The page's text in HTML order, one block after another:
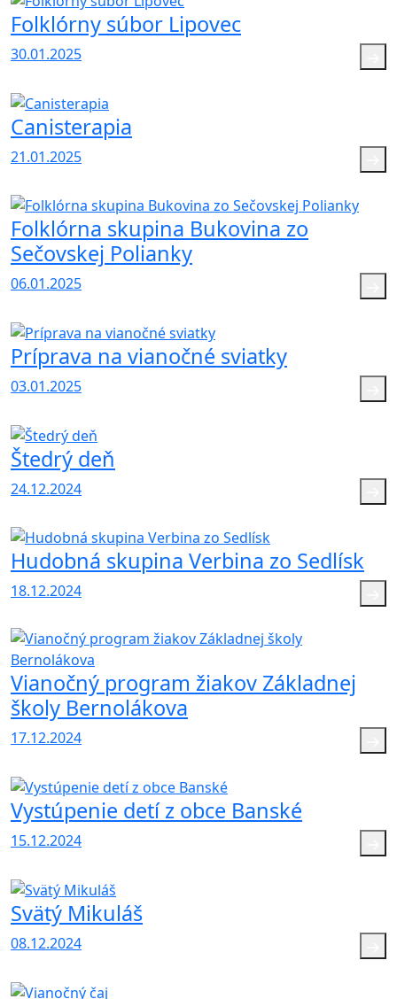
Folklórny súbor Lipovec
30.01.2025
Canisterapia
21.01.2025
Folklórna skupina Bukovina zo
Sečovskej Polianky
06.01.2025
Príprava na vianočné sviatky
03.01.2025
Štedrý deň
24.12.2024
Hudobná skupina Verbina zo Sedlísk
18.12.2024
Vianočný program žiakov Základnej
školy Bernolákova
17.12.2024
Vystúpenie detí z obce Banské
15.12.2024
Svätý Mikuláš
08.12.2024